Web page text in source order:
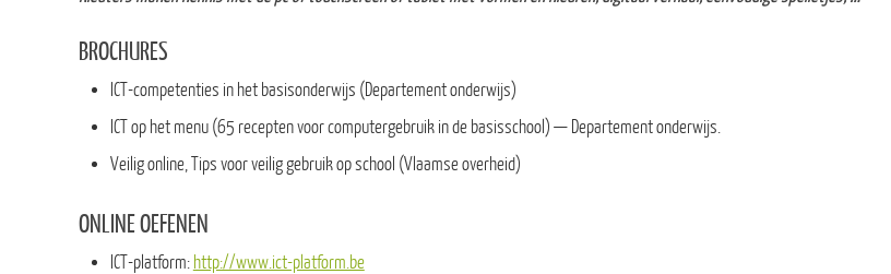
BROCHURES
ICT-competenties in het basisonderwijs (Departement onderwijs)
ICT op het menu (65 recepten voor computergebruik in de basisschool) — Departement onderwijs.
Veilig online, Tips voor veilig gebruik op school (Vlaamse overheid)
ONLINE OEFENEN
ICT-platform: http://www.ict-platform.be